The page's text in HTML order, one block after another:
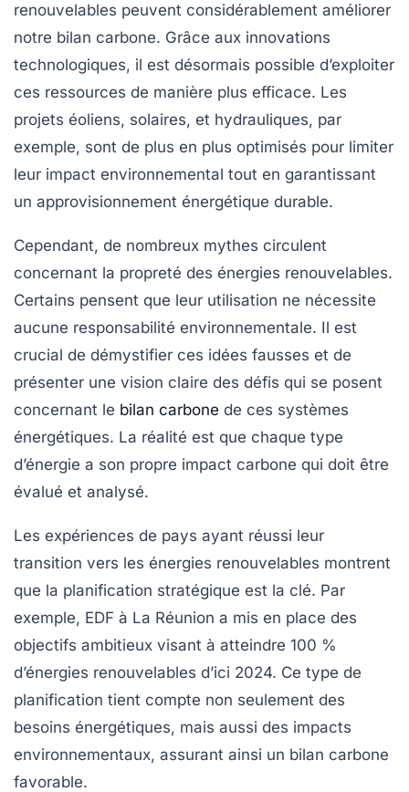
renouvelables peuvent considérablement améliorer
notre bilan carbone. Grâce aux innovations
technologiques, il est désormais possible d’exploiter
ces ressources de manière plus efficace. Les
projets éoliens, solaires, et hydrauliques, par
exemple, sont de plus en plus optimisés pour limiter
leur impact environnemental tout en garantissant
un approvisionnement énergétique durable.
Cependant, de nombreux mythes circulent
concernant la propreté des énergies renouvelables.
Certains pensent que leur utilisation ne nécessite
aucune responsabilité environnementale. Il est
crucial de démystifier ces idées fausses et de
présenter une vision claire des défis qui se posent
concernant le bilan carbone de ces systèmes
énergétiques. La réalité est que chaque type
d’énergie a son propre impact carbone qui doit être
évalué et analysé.
Les expériences de pays ayant réussi leur
transition vers les énergies renouvelables montrent
que la planification stratégique est la clé. Par
exemple, EDF à La Réunion a mis en place des
objectifs ambitieux visant à atteindre 100 %
d’énergies renouvelables d’ici 2024. Ce type de
planification tient compte non seulement des
besoins énergétiques, mais aussi des impacts
environnementaux, assurant ainsi un bilan carbone
favorable.